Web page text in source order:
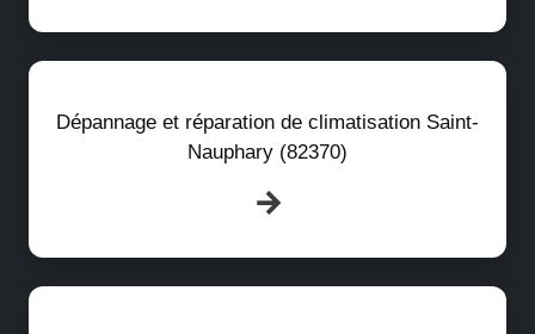
Dépannage et réparation de climatisation Saint-
Nauphary (82370)